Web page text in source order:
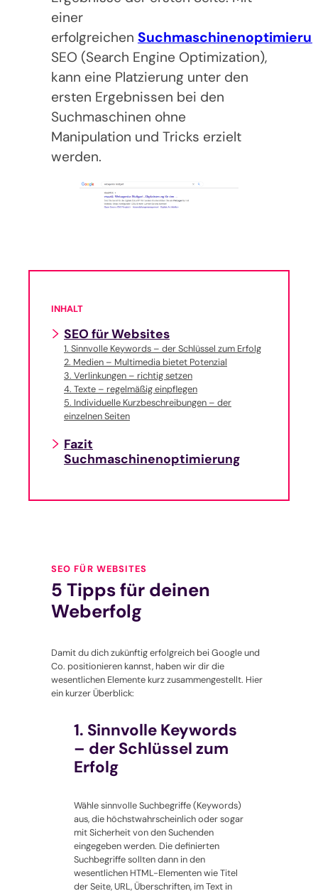
einer
erfolgreichen
SEO (Search Engine Optimization),
kann eine Platzierung unter den
ersten Ergebnissen bei den
Suchmaschinen ohne
Manipulation und Tricks erzielt
werden.
INHALT
SEO für Websites
1. Sinnvolle Keywords – der Schlüssel zum Erfolg
2. Medien – Multimedia bietet Potenzial
3. Verlinkungen – richtig setzen
4. Texte – regelmäßig einpflegen
5. Individuelle Kurzbeschreibungen – der
einzelnen Seiten
Fazit
Suchmaschinenoptimierung
SEO FÜR WEBSITES
5 Tipps für deinen
Weberfolg
Damit du dich zukünftig erfolgreich bei Google und
Co. positionieren kannst, haben wir dir die
wesentlichen Elemente kurz zusammengestellt. Hier
ein kurzer Überblick:
1. Sinnvolle Keywords
– der Schlüssel zum
Erfolg
Wähle sinnvolle Suchbegriffe (Keywords)
aus, die höchstwahrscheinlich oder sogar
mit Sicherheit von den Suchenden
eingegeben werden. Die definierten
Suchbegriffe sollten dann in den
wesentlichen HTML-Elementen wie Titel
der Seite, URL, Überschriften, im Text in